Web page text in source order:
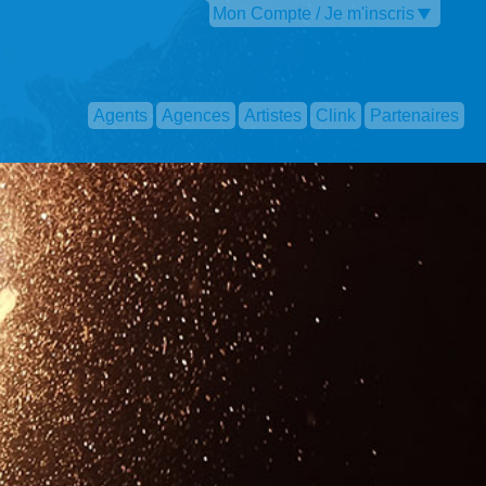
Mon Compte / Je m'inscris
Agents Agences Artistes Clink Partenaires